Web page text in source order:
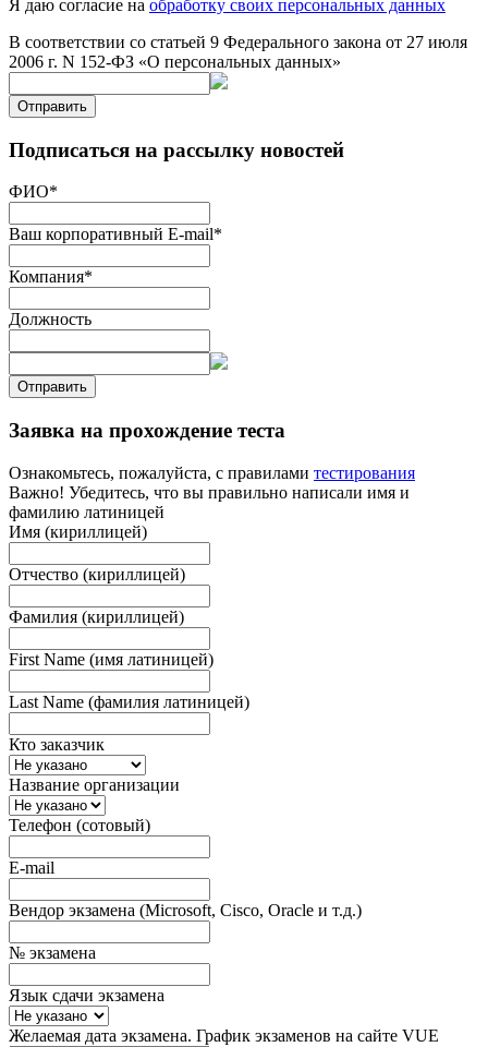
Я даю согласие на обработку своих персональных данных
В соответствии со статьей 9 Федерального закона от 27 июля
2006 г. N 152-ФЗ «О персональных данных»
Отправить
Подписаться на рассылку новостей
ФИО*
Ваш корпоративный E-mail*
Компания*
Должность
Отправить
Заявка на прохождение теста
Ознакомьтесь, пожалуйста, с правилами тестирования
Важно! Убедитесь, что вы правильно написали имя и
фамилию латиницей
Имя (кириллицей)
Отчество (кириллицей)
Фамилия (кириллицей)
First Name (имя латиницей)
Last Name (фамилия латиницей)
Кто заказчик
Название организации
Телефон (сотовый)
E-mail
Вендор экзамена (Microsoft, Cisco, Oracle и т.д.)
№ экзамена
Язык сдачи экзамена
Желаемая дата экзамена. График экзаменов на сайте VUE